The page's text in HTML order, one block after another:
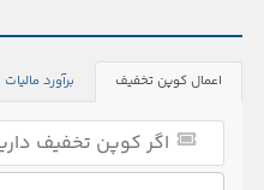
اعمال کوپن تخفیف برآورد مالیات